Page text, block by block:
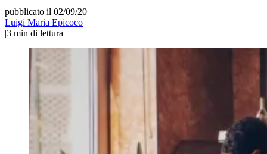
pubblicato il 02/09/20|
Luigi Maria Epicoco
|3 min di lettura